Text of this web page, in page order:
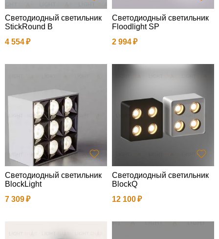
Светодиодный светильник
StickRound B
4 554
Светодиодный светильник
Floodlight SP
2 994
Светодиодный светильник
BlockLight
7 309
Светодиодный светильник
BlockQ
12 100